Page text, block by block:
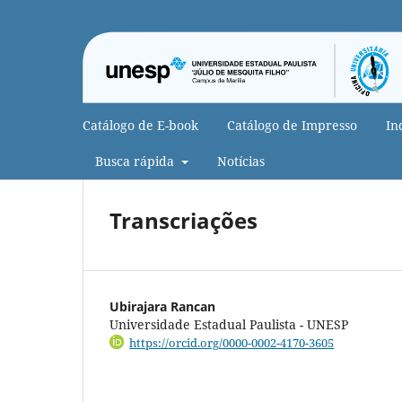
Catálogo de E-book Catálogo de Impresso
Busca rápida Notícias
Transcriações
Ubirajara Rancan
Universidade Estadual Paulista - UNESP
https://orcid.org/0000-0002-4170-3605